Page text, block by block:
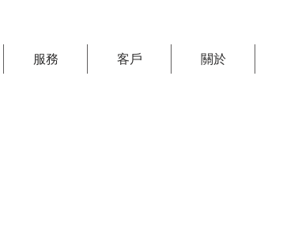
服務 客戶 關於